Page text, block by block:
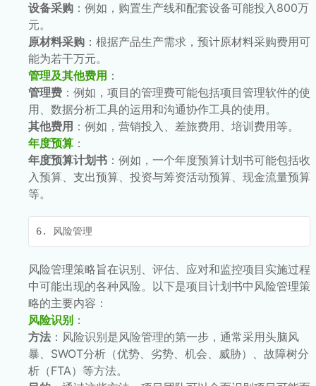
设备采购 ：例如，购置生产线和配套设备可能投入800万
元。
原材料采购 ：根据产品生产需求，预计原材料采购费用可
能为若干万元。
管理及其他费用 ：
管理费 ：例如，项目的管理费可能包括项目管理软件的使
用、数据分析工具的运用和沟通协作工具的使用。
其他费用 ：例如，营销投入、差旅费用、培训费用等。
年度预算 ：
年度预算计划书 ：例如，一个年度预算计划书可能包括收
入预算、支出预算、投资与筹资活动预算、现金流量预算
等。
6. 风险管理
风险管理策略旨在识别、评估、应对和监控项目实施过程
中可能出现的各种风险。以下是项目计划书中风险管理策
略的主要内容：
风险识别 ：
方法 ：风险识别是风险管理的第一步，通常采用头脑风
暴、SWOT分析（优势、劣势、机会、威胁）、故障树分
析（FTA）等方法。